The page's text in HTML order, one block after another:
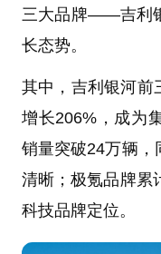
三大品牌——吉利
长态势。
其中，吉利银河前
增长206%，成为
销量突破24万辆，
清晰；极氪品牌累
科技品牌定位。